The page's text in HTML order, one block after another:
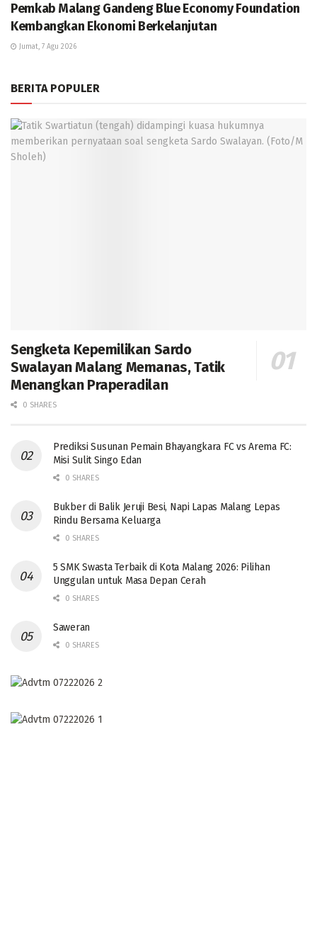
Pemkab Malang Gandeng Blue Economy Foundation
Kembangkan Ekonomi Berkelanjutan
Jumat, 7 Agu 2026
BERITA POPULER
Sengketa Kepemilikan Sardo
Swalayan Malang Memanas, Tatik
Menangkan Praperadilan
0 SHARES
Prediksi Susunan Pemain Bhayangkara FC vs Arema FC:
Misi Sulit Singo Edan
0 SHARES
Bukber di Balik Jeruji Besi, Napi Lapas Malang Lepas
Rindu Bersama Keluarga
0 SHARES
5 SMK Swasta Terbaik di Kota Malang 2026: Pilihan
Unggulan untuk Masa Depan Cerah
0 SHARES
Saweran
0 SHARES